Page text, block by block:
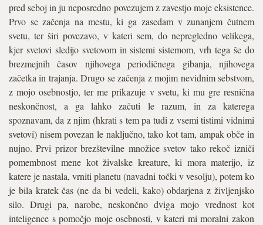
pred seboj in ju neposredno povezujem z zavestjo moje eksistence.
Prvo se začenja na mestu, ki ga zasedam v zunanjem čutnem
svetu, ter širi povezavo, v kateri sem, do nepregledno velikega,
kjer svetovi sledijo svetovom in sistemi sistemom, vrh tega še do
brezmejnih časov njihovega periodičnega gibanja, njihovega
začetka in trajanja. Drugo se začenja z mojim nevidnim sebstvom,
z mojo osebnostjo, ter me prikazuje v svetu, ki mu gre resnična
neskončnost, a ga lahko začuti le razum, in za katerega
spoznavam, da z njim (hkrati s tem pa tudi z vsemi tistimi vidnimi
svetovi) nisem povezan le naključno, tako kot tam, ampak obče in
nujno. Prvi prizor brezštevilne množice svetov tako rekoč izniči
pomembnost mene kot živalske kreature, ki mora materijo, iz
katere je nastala, vrniti planetu (navadni točki v vesolju), potem ko
je bila kratek čas (ne da bi vedeli, kako) obdarjena z življenjsko
silo. Drugi pa, narobe, neskončno dviga mojo vrednost kot
inteligence s pomočjo moje osebnosti, v kateri mi moralni zakon